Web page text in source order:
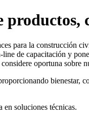
para la construcción
de capacitación y
oportuna sobre
en soluciones técnicas.